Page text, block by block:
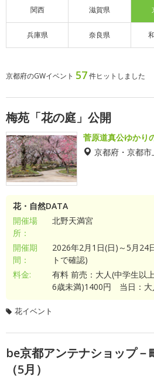
関西 滋賀県
兵庫県 奈良県
京都府のGWイベント 57件ヒットしました
梅苑「花の庭」公開
菅原道真公ゆかり
京都府・京都市
花・自然DATA
開催場
所：
北野天満宮
開催期
間：
2026年2月1日(日)～5月24
トで確認)
料金:
有料 前売：大人(中学生以
6歳未満)1400円 当日：大
花イベント
be京都アンテナショップ－
（5月）